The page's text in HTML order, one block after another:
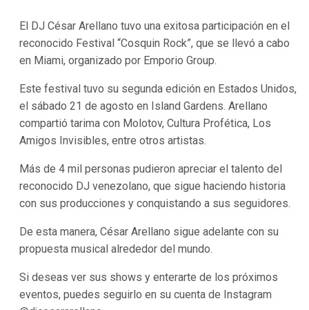
El DJ César Arellano tuvo una exitosa participación en el
reconocido Festival “Cosquin Rock”, que se llevó a cabo
en Miami, organizado por Emporio Group.
Este festival tuvo su segunda edición en Estados Unidos,
el sábado 21 de agosto en Island Gardens. Arellano
compartió tarima con Molotov, Cultura Profética, Los
Amigos Invisibles, entre otros artistas.
Más de 4 mil personas pudieron apreciar el talento del
reconocido DJ venezolano, que sigue haciendo historia
con sus producciones y conquistando a sus seguidores.
De esta manera, César Arellano sigue adelante con su
propuesta musical alrededor del mundo.
Si deseas ver sus shows y enterarte de los próximos
eventos, puedes seguirlo en su cuenta de Instagram